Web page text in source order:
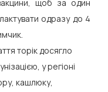
вакцини, щоб за один
одразу до 4
торік досягло
у регіоні
кашлюку,